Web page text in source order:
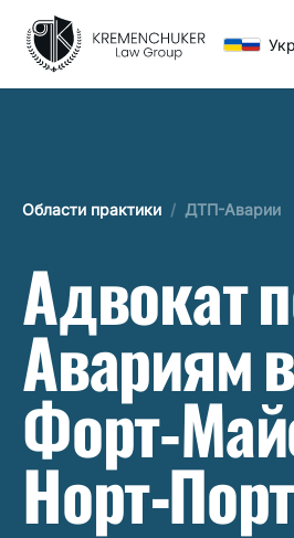
Области практики / ДТП-Аварии
Адвокат
Авариям в
Норт-